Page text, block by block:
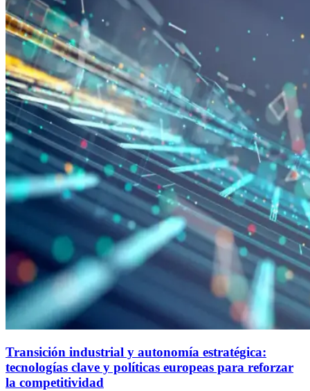
Transición industrial y autonomía estratégica:
tecnologías clave y políticas europeas para reforzar
la competitividad